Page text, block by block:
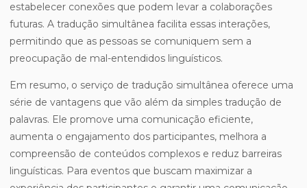
estabelecer conexões que podem levar a colaborações
futuras. A tradução simultânea facilita essas interações,
permitindo que as pessoas se comuniquem sem a
preocupação de mal-entendidos linguísticos.
Em resumo, o serviço de tradução simultânea oferece uma
série de vantagens que vão além da simples tradução de
palavras. Ele promove uma comunicação eficiente,
aumenta o engajamento dos participantes, melhora a
compreensão de conteúdos complexos e reduz barreiras
linguísticas. Para eventos que buscam maximizar a